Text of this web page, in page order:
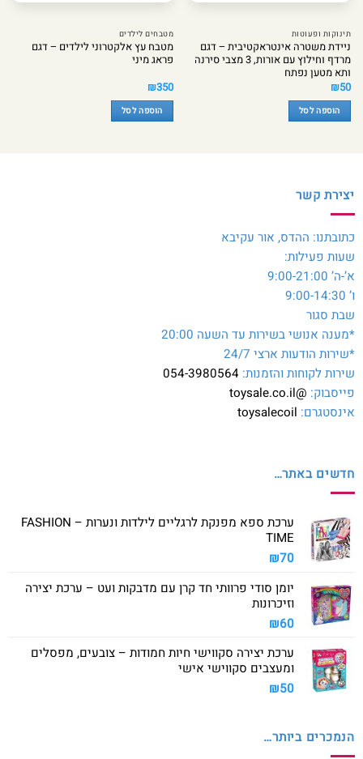
תינוקות ופעוטות
ניידת משטרה אינטראקטיבית – דגם
מרדף וחילוץ עם אורות, 3 מצבי סירנה
ותא מטען נפתח
₪50
הוספה לסל
מטבחים לילדים
מטבח עץ אלקטרוני לילדים – דגם
פראג מיני
₪350
הוספה לסל
יצירת קשר
כתובתנו: ההדס, אור עקיבא
שעות פעילות:
א’-ה’ 9:00-21:00
ו’ 9:00-14:30
שבת סגור
*מענה אנושי בשירות עד השעה 20:00
*שירות הודעות ארצי 24/7
שירות לקוחות והזמנות: 054-3980564
פייסבוק: @toysale.co.il
אינסטגרם: toysalecoil
חדשים באתר…
ערכת ספא מפנקת לרגליים לילדות ונערות – FASHION
TIME
₪70
יומן סודי פרוותי חד קרן עם מדבקות ועט – ערכת יצירה
וזיכרונות
₪60
ערכת יצירה סקווישי חיות חמודות – צובעים, מפסלים
ומעצבים סקווישי אישי
₪50
הנמכרים ביותר…